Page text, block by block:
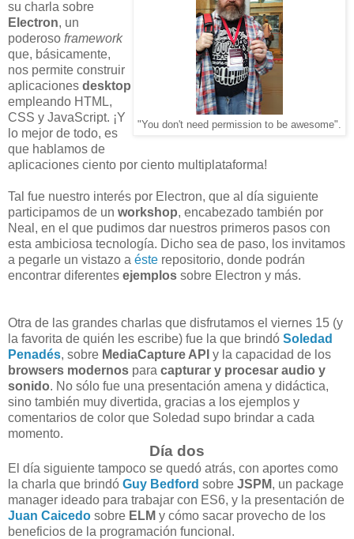
"You don't need permission to be awesome".
su charla sobre
Electron, un
poderoso framework
que, básicamente,
nos permite construir
aplicaciones desktop
empleando HTML,
CSS y JavaScript. ¡Y
lo mejor de todo, es
que hablamos de
aplicaciones ciento por ciento multiplataforma!
Tal fue nuestro interés por Electron, que al día siguiente
participamos de un workshop, encabezado también por
Neal, en el que pudimos dar nuestros primeros pasos con
esta ambiciosa tecnología. Dicho sea de paso, los invitamos
a pegarle un vistazo a éste repositorio, donde podrán
encontrar diferentes ejemplos sobre Electron y más.
Otra de las grandes charlas que disfrutamos el viernes 15 (y
la favorita de quién les escribe) fue la que brindó Soledad
Penadés, sobre MediaCapture API y la capacidad de los
browsers modernos para capturar y procesar audio y
sonido. No sólo fue una presentación amena y didáctica,
sino también muy divertida, gracias a los ejemplos y
comentarios de color que Soledad supo brindar a cada
momento.
Día dos
El día siguiente tampoco se quedó atrás, con aportes como
la charla que brindó Guy Bedford sobre JSPM, un package
manager ideado para trabajar con ES6, y la presentación de
Juan Caicedo sobre ELM y cómo sacar provecho de los
beneficios de la programación funcional.